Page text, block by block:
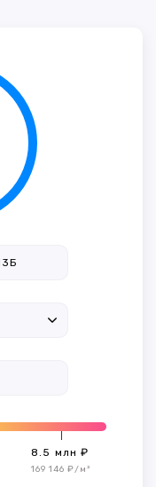
8.5 млн ₽
169 146 ₽/м²